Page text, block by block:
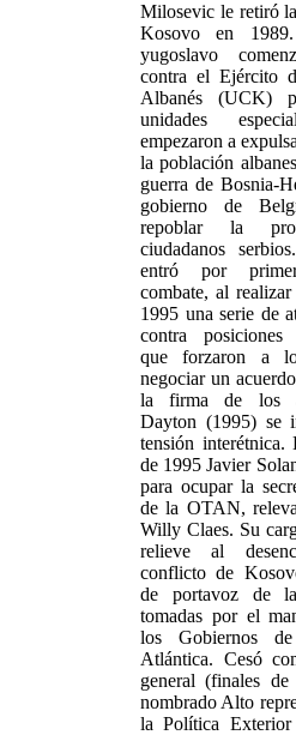
Milosevic le retiró
Kosovo en
yugoslavo
contra el Ejército
Albanés (UCK)
unidades
empezaron a
la población
guerra de Bosnia-
gobierno de
repoblar la
ciudadanos
entró por
combate, al
1995 una serie de
contra posiciones
que forzaron a
negociar un
la firma de los
Dayton (1995) se
tensión interétnica.
de 1995 Javier
para ocupar la
de la OTAN,
Willy Claes. Su
relieve al
conflicto de
de portavoz de
tomadas por el
los Gobiernos
Atlántica. Cesó
general (finales
nombrado Alto
la Política Exterior